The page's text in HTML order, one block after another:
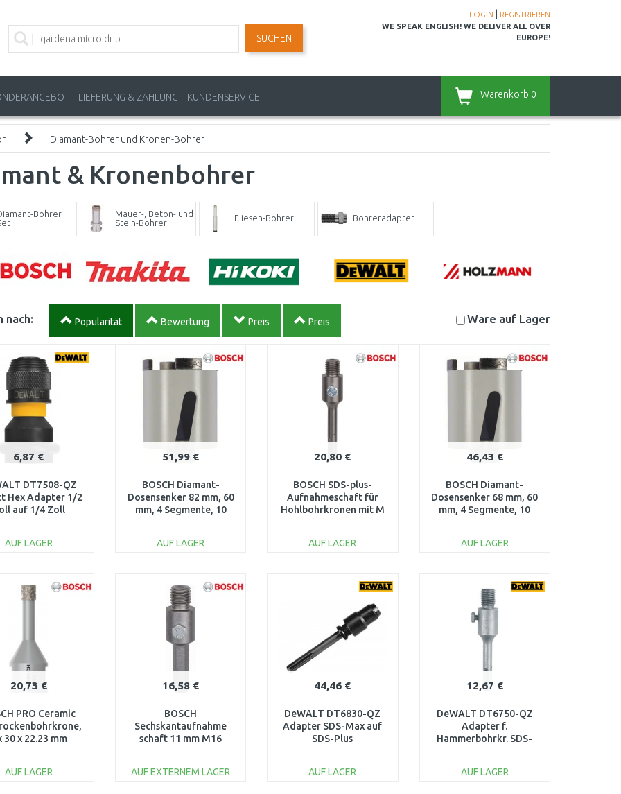
LOGIN
REGISTRIEREN
WE SPEAK ENGLISH! WE DELIVER ALL OVER
EUROPE!
SUCHEN
LIEFERUNG & ZAHLUNG KUNDENSERVICE Warenkorb 0
Diamant-Bohrer und Kronen-Bohrer
& Kronenbohrer
Bohrer
Mauer-, Beton- und
Stein-Bohrer
Fliesen-Bohrer Bohreradapter
nach: Popularität Bewertung Preis Preis Ware auf Lager
6,87 €
DT7508-QZ
Hex Adapter 1/2
auf 1/4 Zoll
AUF LAGER
Vergleichen
51,99 €
BOSCH Diamant-
Dosensenker 82 mm, 60
mm, 4 Segmente, 10
AUF LAGER
Vergleichen
20,80 €
BOSCH SDS-plus-
Aufnahmeschaft für
Hohlbohrkronen mit M
AUF LAGER
46,43 €
BOSCH Diamant-
Dosensenker 68 mm, 60
mm, 4 Segmente, 10
AUF LAGER
Vergleichen
20,73 €
PRO Ceramic
30 x 22.23 mm
AUF LAGER
16,58 €
BOSCH
Sechskantaufnahme
schaft 11 mm M16
AUF EXTERNEM LAGER
44,46 €
DeWALT DT6830-QZ
Adapter SDS-Max auf
SDS-Plus
AUF LAGER
12,67 €
DeWALT DT6750-QZ
Adapter f.
Hammerbohrkr. SDS-
AUF LAGER